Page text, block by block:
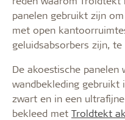
panelen gebruikt zijn
met open
geluidsabsorbers zijn,
De akoestische
wandbekleding gebruikt
zwart en in een
bekleed met Troldtekt